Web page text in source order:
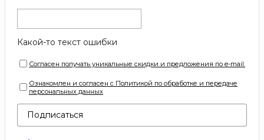
Какой-то текст ошибки
Согласен получать уникальные скидки и предложения по e-mail.
Ознакомлен и согласен с Политикой по обработке и передаче
персональных данных
Подписаться